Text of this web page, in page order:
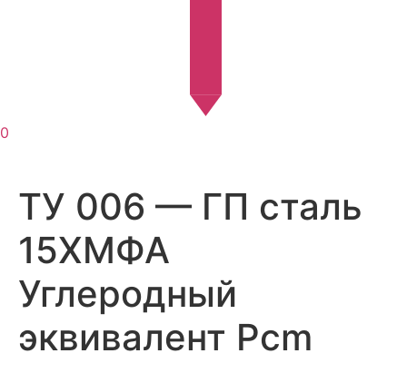
0
ТУ 006 — ГП сталь
15ХМФА
Углеродный
эквивалент Pcm